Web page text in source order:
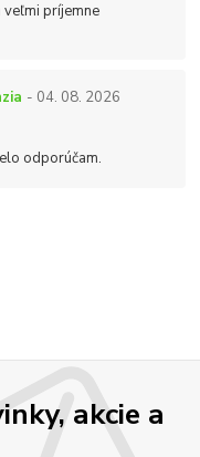
veľmi príjemne
- 04. 08. 2026
odporúčam.
akcie a